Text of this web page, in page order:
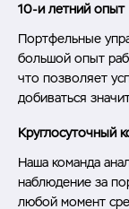
10-и летний опыт
Портфельные
большой опыт
что позволяет
добиваться
Круглосуточный
Наша команда
наблюдение за
любой момент